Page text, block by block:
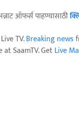
ऑफर्स पाहण्यासाठी
TV.Breaking news
SaamTV. GetLive